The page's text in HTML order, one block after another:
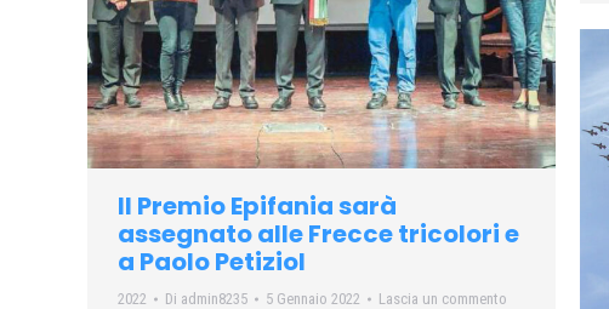
Il Premio Epifania sarà
assegnato alle Frecce tricolori e
a Paolo Petiziol
2022 Di admin8235 5 Gennaio 2022 Lascia un commento